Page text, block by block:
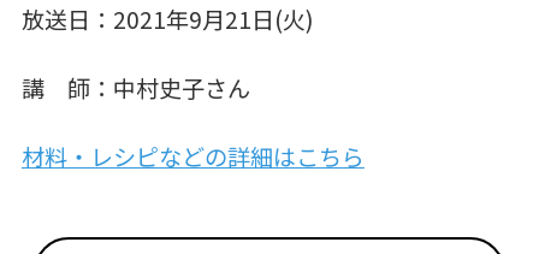
放送日：2021年9月21日(火)
講 師：中村史子さん
材料・レシピなどの詳細はこちら